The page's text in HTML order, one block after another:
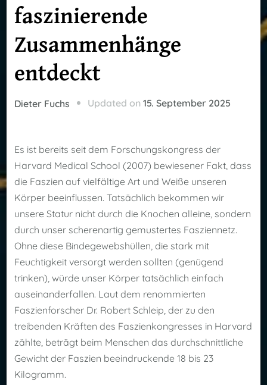
faszinierende
Zusammenhänge
entdeckt
Dieter Fuchs Updated on 15. September 2025
Es ist bereits seit dem Forschungskongress der
Harvard Medical School (2007) bewiesener Fakt, dass
die Faszien auf vielfältige Art und Weiße unseren
Körper beeinflussen. Tatsächlich bekommen wir
unsere Statur nicht durch die Knochen alleine, sondern
durch unser scherenartig gemustertes Fasziennetz.
Ohne diese Bindegewebshüllen, die stark mit
Feuchtigkeit versorgt werden sollten (genügend
trinken), würde unser Körper tatsächlich einfach
auseinanderfallen. Laut dem renommierten
Faszienforscher Dr. Robert Schleip, der zu den
treibenden Kräften des Faszienkongresses in Harvard
zählte, beträgt beim Menschen das durchschnittliche
Gewicht der Faszien beeindruckende 18 bis 23
Kilogramm.